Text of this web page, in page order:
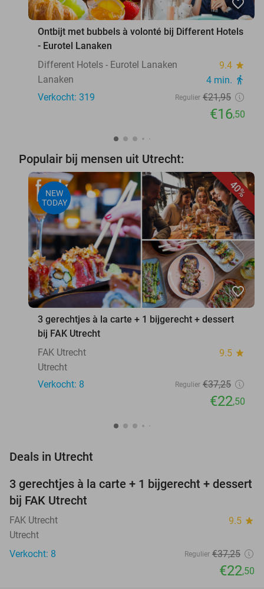
favorite_border
Ontbijt met bubbels à volonté bij Different Hotels
- Eurotel Lanaken
Different Hotels - Eurotel Lanaken
9.4 star
Lanaken 4 min. directions_walk
Verkocht: 319 Regulier €21,95
€16,50
Populair bij mensen uit Utrecht:
40%
NEW
TODAY
favorite_border
3 gerechtjes à la carte + 1 bijgerecht + dessert
bij FAK Utrecht
FAK Utrecht
9.5 star
Utrecht
Verkocht: 8
Regulier €37,25
€22,50
Deals in Utrecht
40%
TODAY
3 gerechtjes à la carte + 1 bijgerecht + dessert
bij FAK Utrecht
FAK Utrecht 9.5 star
Utrecht
Verkocht: 8
Regulier €37,25
€22,50